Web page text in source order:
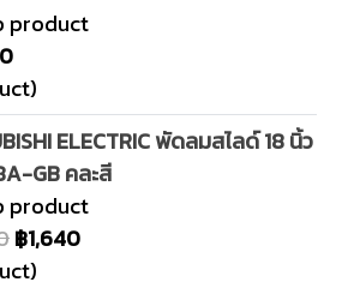
product
ELECTRIC พัดลมสไลด์ 18 นิ้ว
GB คละสี
product
฿1,640